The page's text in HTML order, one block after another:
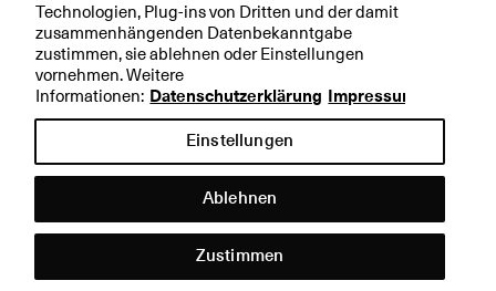
Anlagestrategie
Per Ende Januar waren wir bei den Aktien gut 1,5%
übergewichtet. Trotz hoher Bewertungen bieten die
positive Dynamik der Unternehmensgewinne sowie
Hilfe &
Technologien, Plug-ins von Dritten und der damit
zusammenhängenden Datenbekanntgabe
zustimmen, sie ablehnen oder Einstellungen
vornehmen. Weitere
Informationen: Datenschutzerklärung Impressum
Einstellungen
Ablehnen
Zustimmen